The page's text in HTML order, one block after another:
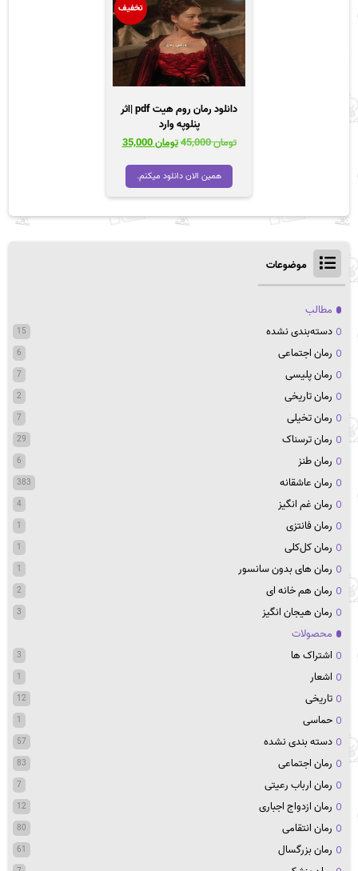
تخفیف
دانلود رمان روم هیت pdf |اثر
پنلوپه وارد
تومان45,000
قیمت
تومان 45,000
بود.
تومان35,000
قیمت
همین الان دانلود میکنم.
موضوعات
مطالب
دسته‌بندی نشده
15
رمان اجتماعی 6
رمان پلیسی 7
رمان تاریخی 2
رمان تخیلی 7
رمان ترسناک 29
رمان طنز 6
رمان عاشقانه 383
رمان غم انگیز 4
رمان فانتزی 1
رمان کل‌کلی 1
رمان های بدون سانسور 1
رمان هم خانه ای 2
رمان هیجان انگیز 3
محصولات
اشتراک ها
3
اشعار 1
تاریخی 12
حماسی 1
دسته بندی نشده 57
رمان اجتماعی 83
رمان ارباب رعیتی 7
رمان ازدواج اجباری 12
رمان انتقامی 80
رمان بزرگسال 61